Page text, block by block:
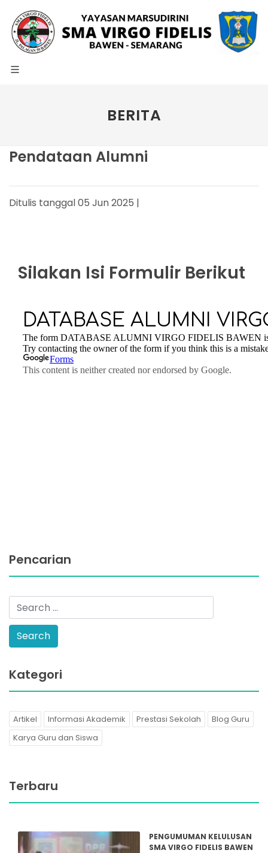
BERITA
Pendataan Alumni
Ditulis tanggal 05 Jun 2025 |
Silakan Isi Formulir Berikut
Pencarian
Kategori
Artikel Informasi Akademik Prestasi Sekolah
Blog Guru
Karya Guru dan Siswa
Terbaru
PENGUMUMAN KELULUSAN
SMA VIRGO FIDELIS BAWEN